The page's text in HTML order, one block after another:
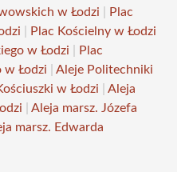
w Łodzi
Plac
Plac Kościelny w Łodzi
w Łodzi
Plac
w Łodzi
Aleje Politechniki
w Łodzi
Aleja
Aleja marsz. Józefa
marsz. Edwarda